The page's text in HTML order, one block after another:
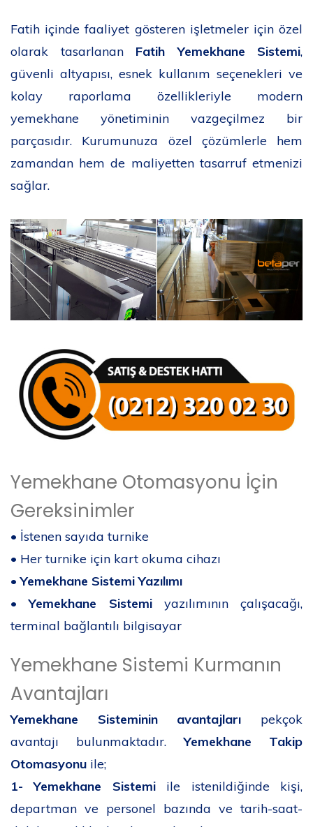
Fatih içinde faaliyet gösteren işletmeler için özel
olarak tasarlanan Fatih Yemekhane Sistemi,
güvenli altyapısı, esnek kullanım seçenekleri ve
kolay raporlama özellikleriyle modern
yemekhane yönetiminin vazgeçilmez bir
parçasıdır. Kurumunuza özel çözümlerle hem
zamandan hem de maliyetten tasarruf etmenizi
sağlar.
Yemekhane Otomasyonu İçin
Gereksinimler
• İstenen sayıda turnike
• Her turnike için kart okuma cihazı
•Yemekhane Sistemi Yazılımı
•Yemekhane Sistemiyazılımının çalışacağı,
terminal bağlantılı bilgisayar
Yemekhane Sistemi Kurmanın
Avantajları
Yemekhane Sisteminin avantajları pekçok
avantajı bulunmaktadır.Yemekhane Takip
Otomasyonu ile;
1-
Yemekhane Sistemiile istenildiğinde kişi,
departman ve personel bazında ve tarih-saat-